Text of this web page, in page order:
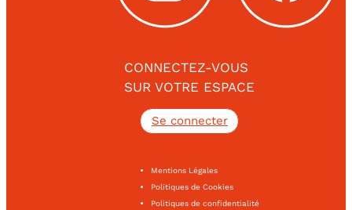
CONNECTEZ-VOUS
SUR VOTRE ESPACE
Se connecter
Mentions Légales
Politiques de Cookies
Politiques de confidentialité